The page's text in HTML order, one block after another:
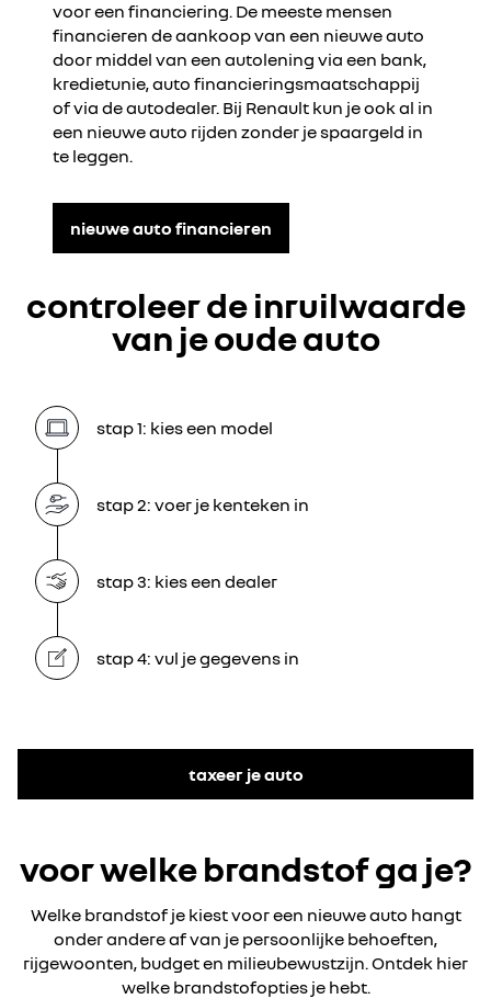
voor een financiering. De meeste mensen
financieren de aankoop van een nieuwe auto
door middel van een autolening via een bank,
kredietunie, auto financieringsmaatschappij
of via de autodealer. Bij Renault kun je ook al in
een nieuwe auto rijden zonder je spaargeld in
te leggen.
nieuwe auto financieren
controleer de inruilwaarde
van je oude auto
stap 1: kies een model
stap 2: voer je kenteken in
stap 3: kies een dealer
stap 4: vul je gegevens in
taxeer je auto
voor welke brandstof ga je?
Welke brandstof je kiest voor een nieuwe auto hangt
onder andere af van je persoonlijke behoeften,
rijgewoonten, budget en milieubewustzijn. Ontdek hier
welke brandstofopties je hebt.